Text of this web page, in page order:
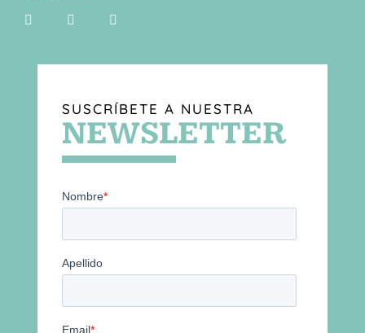
SUSCRÍBETE A NUESTRA
NEWSLETTER